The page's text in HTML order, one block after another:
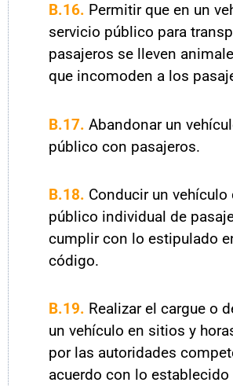
B.16. Permitir que en un
servicio público para
pasajeros se lleven
que incomoden a los
B.17. Abandonar un
público con pasajeros.
B.18. Conducir un
público individual de
cumplir con lo estipulado
código.
B.19. Realizar el cargue o
un vehículo en sitios y
por las autoridades
acuerdo con lo establecido